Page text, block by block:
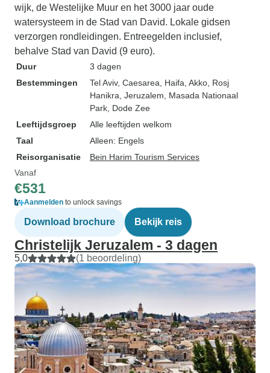
wijk, de Westelijke Muur en het 3000 jaar oude
watersysteem in de Stad van David. Lokale gidsen
verzorgen rondleidingen. Entreegelden inclusief,
behalve Stad van David (9 euro).
Duur
3 dagen
Bestemmingen
Tel Aviv, Caesarea , Haifa , Akko , Rosj
Hanikra , Jeruzalem , Masada Nationaal
Park , Dode Zee
Leeftijdsgroep
Alle leeftijden welkom
Taal
Alleen: Engels
Reisorganisatie
Bein Harim Tourism Services
Vanaf
€531
Aanmelden to unlock savings
Download brochure Bekijk reis
Christelijk Jeruzalem - 3 dagen
5,0 (1 beoordeling)